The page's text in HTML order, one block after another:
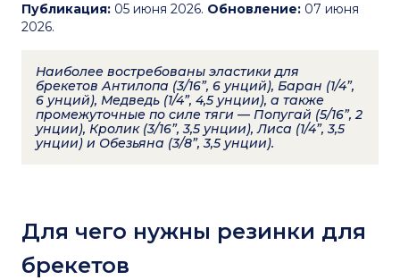
Публикация: 05 июня 2026. Обновление: 07 июня
2026.
Наиболее востребованы эластики для
брекетов Антилопа (3/16”, 6 унций), Баран (1/4”,
6 унций), Медведь (1/4”, 4,5 унции), а также
промежуточные по силе тяги — Попугай (5/16”, 2
унции), Кролик (3/16”, 3,5 унции), Лиса (1/4”, 3,5
унции) и Обезьяна (3/8”, 3,5 унции).
Для чего нужны резинки для
брекетов